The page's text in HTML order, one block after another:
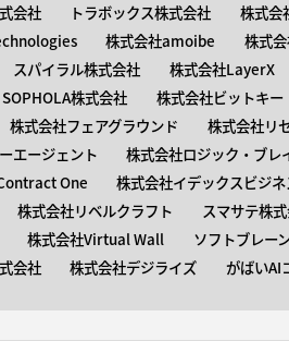
会社
トラボックス株式会社 株式会
株式会社amoibe 株式
スパイラル株式会社 株式会社LayerX
SOPHOLA株式会社 株式会社ビットキー
株式会社フェアグラウンド 株式会社リ
エージェント
株式会社ロジック・ブレ
One
株式会社イデックスビジ
株式会社リベルクラフト スマサテ株
株式会社Virtual Wall ソフトブレー
会社
株式会社デジライズ がばいAI